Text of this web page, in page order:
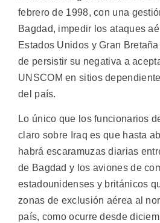
febrero de 1998, con una
Bagdad, impedir los ataques
Estados Unidos y Gran
de persistir su negativa a
UNSCOM en sitios
del país.
Lo único que los funcionarios
claro sobre Iraq es que hasta
habrá escaramuzas diarias
de Bagdad y los aviones de
estadounidenses y británicos
zonas de exclusión aérea al
país, como ocurre desde